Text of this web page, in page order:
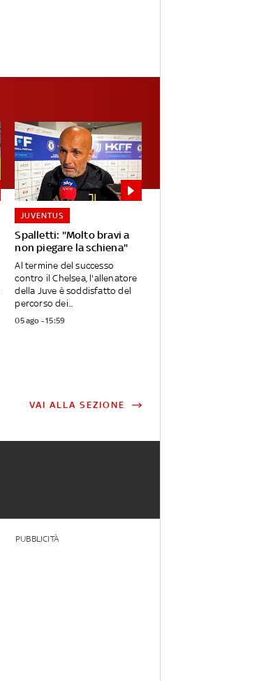
Spalletti: "Molto bravi a
non piegare la schiena"
JUVENTUS
Al termine del successo
contro il Chelsea, l'allenatore
della Juve è soddisfatto del
percorso dei...
05 ago - 15:59
VAI ALLA SEZIONE
PUBBLICITÀ